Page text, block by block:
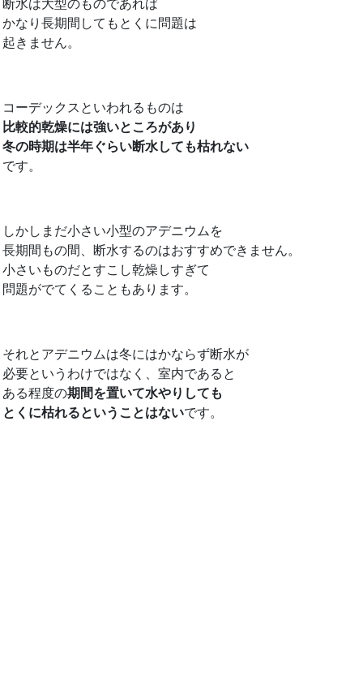
断水は大型のものであれば
かなり長期間してもとくに問題は
起きません。
コーデックスといわれるものは
比較的乾燥には強いところがあり
冬の時期は半年ぐらい断水しても枯れない
です。
しかしまだ小さい小型のアデニウムを
長期間もの間、断水するのはおすすめできません。
小さいものだとすこし乾燥しすぎて
問題がでてくることもあります。
それとアデニウムは冬にはかならず断水が
必要というわけではなく、室内であると
ある程度の期間を置いて水やりしても
とくに枯れるということはないです。